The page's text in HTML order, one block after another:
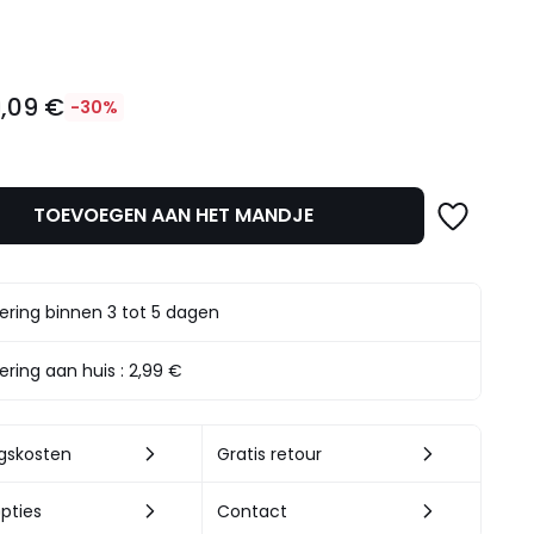
€ -30%
TOEVOEGEN AAN HET MANDJE
binnen 3 tot 5 dagen
aan huis :2,99 €
Gratis retour
Contact